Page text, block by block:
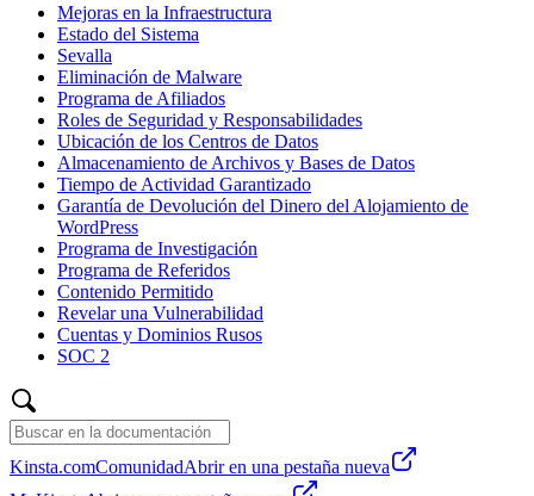
Mejoras en la Infraestructura
Estado del Sistema
Sevalla
Eliminación de Malware
Programa de Afiliados
Roles de Seguridad y Responsabilidades
Ubicación de los Centros de Datos
Almacenamiento de Archivos y Bases de Datos
Tiempo de Actividad Garantizado
Garantía de Devolución del Dinero del Alojamiento de
WordPress
Programa de Investigación
Programa de Referidos
Contenido Permitido
Revelar una Vulnerabilidad
Cuentas y Dominios Rusos
SOC 2
Kinsta.comComunidadAbrir en una pestaña nueva